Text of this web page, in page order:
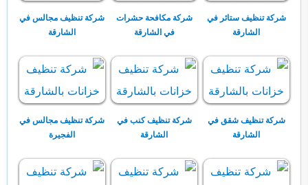
شركة تنظيف ستائر في
الشارقة
شركة مكافحة حشرات
في الشارقة
شركة تنظيف مجالس في
الشارقة
شركة تنظيف شقق في
الشارقة
شركة تنظيف كنب في
الشارقة
شركة تنظيف مجالس في
الفجيرة